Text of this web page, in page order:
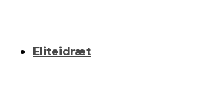
Eliteidræt